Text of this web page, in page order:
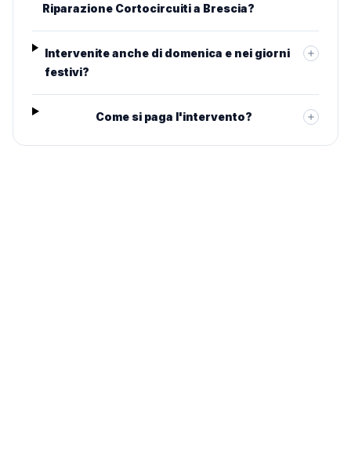
Riparazione Cortocircuiti a Brescia?
Intervenite anche di domenica e nei giorni
festivi?
Come si paga l'intervento?